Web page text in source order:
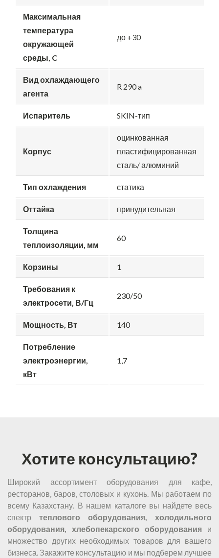
Максимальная
температура
окружающей
среды, C
до +30
Вид охлаждающего
агента
R 290 a
Испаритель SKIN-тип
Корпус
оцинкованная
пластифицированная
сталь/ алюминий
Тип охлаждения статика
Оттайка принудительная
Толщина
теплоизоляции, мм
60
Корзины 1
Требования к
электросети, В/Гц
230/50
Мощность, Вт 140
Потребление
электроэнергии,
кВт
1,7
Хотите консультацию?
Широкий ассортимент оборудования для кафе,
ресторанов, баров, столовых и кухонь. Мы работаем по
всему Казахстану. В нашем каталоге вы найдете весь
спектр теплового оборудования, холодильного
оборудования, хлебопекарского оборудования и
множество других необходимых товаров для вашего
бизнеса. Закажите консультацию и мы подберем лучшее